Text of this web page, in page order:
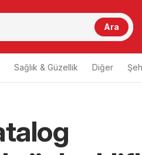
Ara
Sağlık & Güzellik Diğer